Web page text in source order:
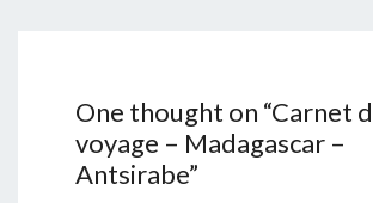
One thought on “Carnet
voyage – Madagascar –
Antsirabe”